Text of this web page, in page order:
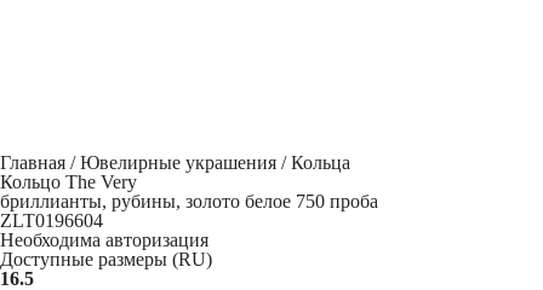
Главная /Ювелирные украшения /Кольца
Кольцо The Very
бриллианты, рубины, золото белое 750 проба
ZLT0196604
Необходима авторизация
Доступные размеры (RU)
16.5